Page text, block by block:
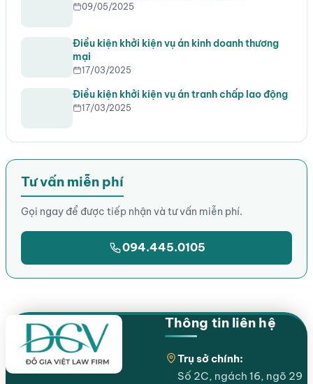
09/05/2025
Điều kiện khởi kiện vụ án kinh doanh thương
mại
17/03/2025
Điều kiện khởi kiện vụ án tranh chấp lao động
17/03/2025
Tư vấn miễn phí
Gọi ngay để được tiếp nhận và tư vấn miễn phí.
094.445.0105
Thông tin liên hệ
Trụ sở chính:
Số 2C, ngách 16, ngõ 29